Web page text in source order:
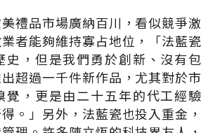
禮品市場廣納百川，看似競爭激
者能夠維持寡占地位，「法藍瓷
史，但是我們勇於創新、沒有包
超過一千件新作品，尤其對於市
覺，更是由二十五年的代工經驗
。」另外，法藍瓷也投入重金，